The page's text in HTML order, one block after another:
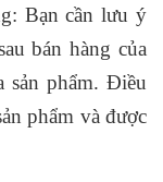
Bạn cần lưu ý
bán hàng của
sản phẩm. Điều
phẩm và được